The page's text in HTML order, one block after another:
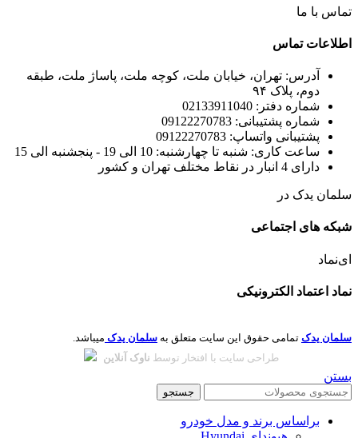
تماس با ما
اطلاعات تماس
آدرس: تهران، خیابان ملت، کوچه ملت، پاساژ ملت، طبقه
دوم، پلاک ۹۴
شماره دفتر: 02133911040
شماره پشتیبانی: 09122270783
پشتیبانی واتساپ: 09122270783
ساعت کاری: شنبه تا چهارشنبه: 10 الی 19 - پنجشنبه الی 15
دارای 4 انبار در نقاط مختلف تهران و کشور
سلمان یدک در
شبکه های اجتماعی
ای‌نماد
نماد اعتماد الکترونیکی
سلمان یدک تمامی حقوق این سایت متعلق به سلمان یدک میباشد.
طراحی سایت با افتخار توسط ناوک آنلاین
بستن
جستجو
براساس برند و مدل خودرو